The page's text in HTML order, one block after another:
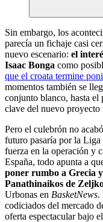
Sin embargo, los
parecía un fichaje casi
nuevo escenario: el
Isaac Bonga como
que el croata termine
momentos también se
conjunto blanco, hasta el
clave del nuevo
Pero el culebrón no
futuro pasaría por la
fuerza en la operación y
España, todo apunta a
poner rumbo a Grecia
Panathinaikos de
Urbonas en BasketNews.
codiciados del mercado
oferta espectacular bajo